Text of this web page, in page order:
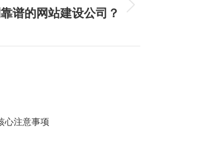
谱的网站建设公司？
心注意事项